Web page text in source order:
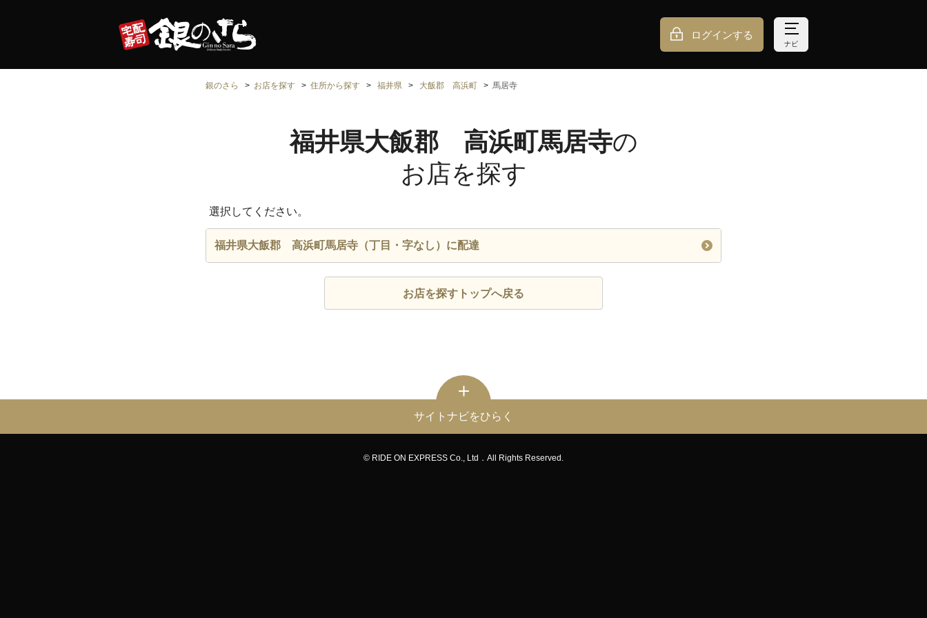
ログインする
ナビ
銀のさら お店を探す 住所から探す 福井県 大飯郡 高浜町 馬居寺
福井県大飯郡 高浜町馬居寺の
お店を探す
選択してください。
福井県大飯郡 高浜町馬居寺（丁目・字なし）に配達
お店を探すトップへ戻る
サイトナビをひらく
© RIDE ON EXPRESS Co., Ltd．All Rights Reserved.